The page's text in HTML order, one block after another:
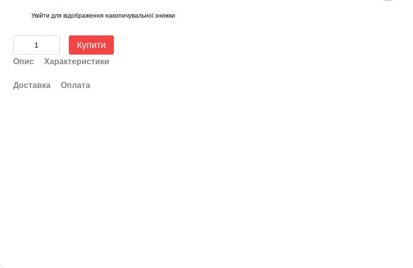
Увійти для відображення накопичувальної знижки
Купити
Опис Характеристики
Доставка Оплата